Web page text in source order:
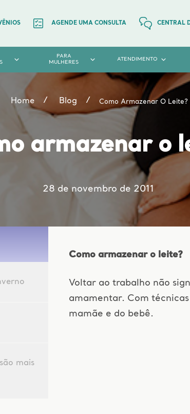
AGENDE UMA CONSULTA CENTRAL
PARA
MULHERES
ATENDIMENTO
Home Blog Como Armazenar O Leite?
armazenar o
28 de novembro de 2011
mais
Como armazenar o leite?
Voltar ao trabalho não
amamentar. Com
mamãe e do bebê.